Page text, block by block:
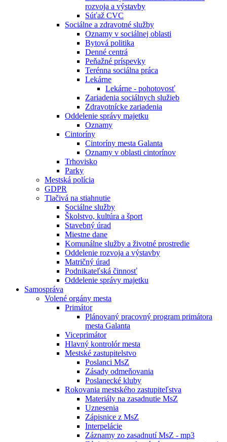
rozvoja a výstavby
Súťaž CVC
Sociálne a zdravotné služby
Oznamy v sociálnej oblasti
Bytová politika
Denné centrá
Peňažné príspevky
Terénna sociálna práca
Lekárne
Lekárne - pohotovosť
Zariadenia sociálnych služieb
Zdravotnícke zariadenia
Oddelenie správy majetku
Oznamy
Cintoríny
Cintoríny mesta Galanta
Oznamy v oblasti cintorínov
Trhovisko
Parky
Mestská polícia
GDPR
Tlačivá na stiahnutie
Sociálne služby
Školstvo, kultúra a šport
Stavebný úrad
Miestne dane
Komunálne služby a životné prostredie
Oddelenie rozvoja a výstavby
Matričný úrad
Podnikateľská činnosť
Oddelenie správy majetku
Samospráva
Volené orgány mesta
Primátor
Plánovaný pracovný program primátora
mesta Galanta
Viceprimátor
Hlavný kontrolór mesta
Mestské zastupitelstvo
Poslanci MsZ
Zásady odmeňovania
Poslanecké kluby
Rokovania mestského zastupiteľstva
Materiály na zasadnutie MsZ
Uznesenia
Zápisnice z MsZ
Interpelácie
Záznamy zo zasadnutí MsZ - mp3